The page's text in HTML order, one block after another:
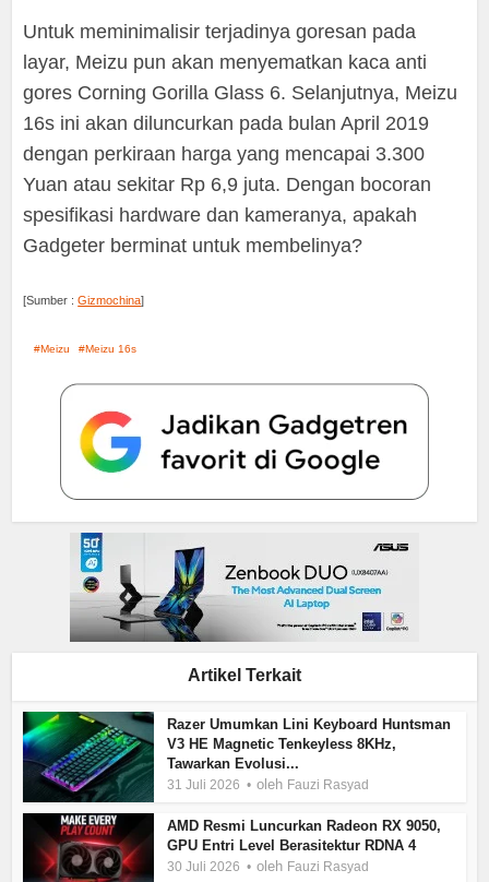
Untuk meminimalisir terjadinya goresan pada
layar, Meizu pun akan menyematkan kaca anti
gores Corning Gorilla Glass 6. Selanjutnya, Meizu
16s ini akan diluncurkan pada bulan April 2019
dengan perkiraan harga yang mencapai 3.300
Yuan atau sekitar Rp 6,9 juta. Dengan bocoran
spesifikasi hardware dan kameranya, apakah
Gadgeter berminat untuk membelinya?
[Sumber :Gizmochina]
Meizu Meizu 16s
Artikel Terkait
Razer Umumkan Lini Keyboard Huntsman
V3 HE Magnetic Tenkeyless 8KHz,
Tawarkan Evolusi...
31 Juli 2026 oleh Fauzi Rasyad
AMD Resmi Luncurkan Radeon RX 9050,
GPU Entri Level Berasitektur RDNA 4
30 Juli 2026 oleh Fauzi Rasyad